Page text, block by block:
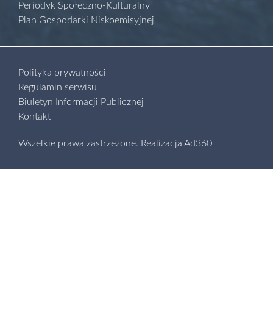
Periodyk Społeczno-Kulturalny
Plan Gospodarki Niskoemisyjnej
Polityka prywatności
Regulamin serwisu
Biuletyn Informacji Publicznej
Kontakt
Wszelkie prawa zastrzeżone. Realizacja Ad360